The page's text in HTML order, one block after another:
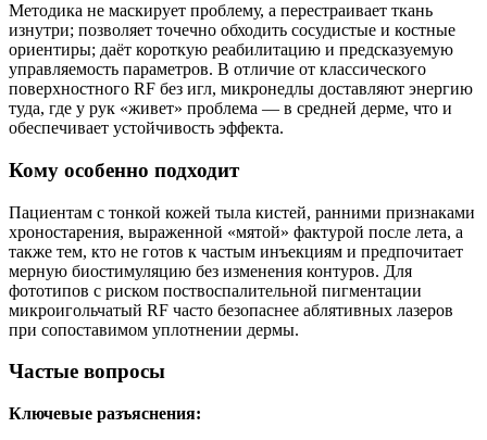
Методика не маскирует проблему, а перестраивает ткань
изнутри; позволяет точечно обходить сосудистые и костные
ориентиры; даёт короткую реабилитацию и предсказуемую
управляемость параметров. В отличие от классического
поверхностного RF без игл, микронедлы доставляют энергию
туда, где у рук «живет» проблема — в средней дерме, что и
обеспечивает устойчивость эффекта.
Кому особенно подходит
Пациентам с тонкой кожей тыла кистей, ранними признаками
хроностарения, выраженной «мятой» фактурой после лета, а
также тем, кто не готов к частым инъекциям и предпочитает
мерную биостимуляцию без изменения контуров. Для
фототипов с риском поствоспалительной пигментации
микроигольчатый RF часто безопаснее аблятивных лазеров
при сопоставимом уплотнении дермы.
Частые вопросы
Ключевые разъяснения: